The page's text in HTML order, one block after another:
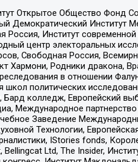
Открытое Общество Фонд
Институт
Институт
центр электоральных
Свободная Россия,
Родники дракона,
в отношении
политических
Бард колледж, Европейский
партнерство
Заведение
Технологии,
IStories fonds,
Ltd, The Insider,